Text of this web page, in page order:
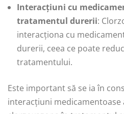
Interacțiuni cu
tratamentul durerii:
interacționa cu
durerii, ceea ce poate
tratamentului.
Este important să se ia în
interacțiuni medicamentoase